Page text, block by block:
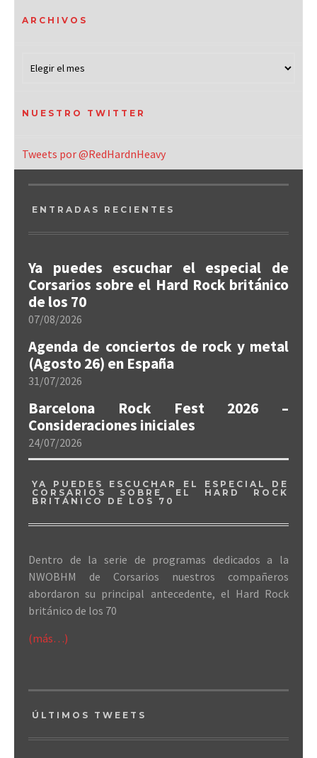
ARCHIVOS
NUESTRO TWITTER
Tweets por @RedHardnHeavy
ENTRADAS RECIENTES
Ya puedes escuchar el especial de
Corsarios sobre el Hard Rock británico
de los 70
07/08/2026
Agenda de conciertos de rock y metal
(Agosto 26) en España
31/07/2026
Barcelona Rock Fest 2026 –
Consideraciones iniciales
24/07/2026
YA PUEDES ESCUCHAR EL ESPECIAL DE
CORSARIOS SOBRE EL HARD ROCK
BRITÁNICO DE LOS 70
Dentro de la serie de programas dedicados a la
NWOBHM de Corsarios nuestros compañeros
abordaron su principal antecedente, el Hard Rock
británico de los 70
(más…)
ÚLTIMOS TWEETS